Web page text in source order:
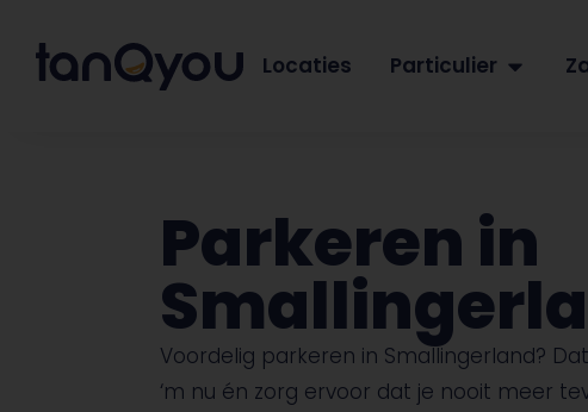
Locaties Particulier
Parkeren in
Voordelig parkeren in Smallingerland?
‘m nu én zorg ervoor dat je nooit meer